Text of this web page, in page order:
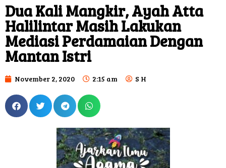
Dua Kali Mangkir, Ayah Atta
Halilintar Masih Lakukan
Mediasi Perdamaian Dengan
Mantan Istri
November 2, 2020 2:15 am S H